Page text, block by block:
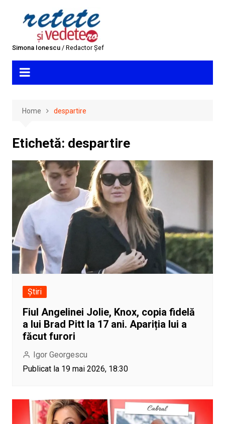
Simona Ionescu/ Redactor Șef
Home despartire
Etichetă: despartire
Știri
Fiul Angelinei Jolie, Knox, copia fidelă
a lui Brad Pitt la 17 ani. Apariția lui a
făcut furori
Igor Georgescu
Publicat la 19 mai 2026, 18:30